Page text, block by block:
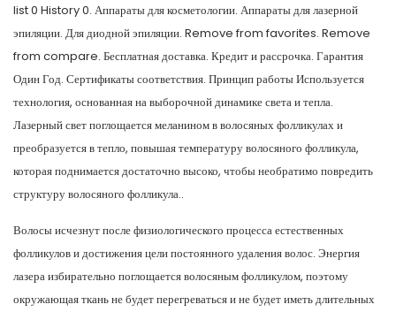
list 0 History 0. Аппараты для косметологии. Аппараты для лазерной
эпиляции. Для диодной эпиляции. Remove from favorites. Remove
from compare. Бесплатная доставка. Кредит и рассрочка. Гарантия
Один Год. Сертификаты соответствия. Принцип работы Используется
технология, основанная на выборочной динамике света и тепла.
Лазерный свет поглощается меланином в волосяных фолликулах и
преобразуется в тепло, повышая температуру волосяного фолликула,
которая поднимается достаточно высоко, чтобы необратимо повредить
структуру волосяного фолликула..
Волосы исчезнут после физиологического процесса естественных
фолликулов и достижения цели постоянного удаления волос. Энергия
лазера избирательно поглощается волосяным фолликулом, поэтому
окружающая ткань не будет перегреваться и не будет иметь длительных